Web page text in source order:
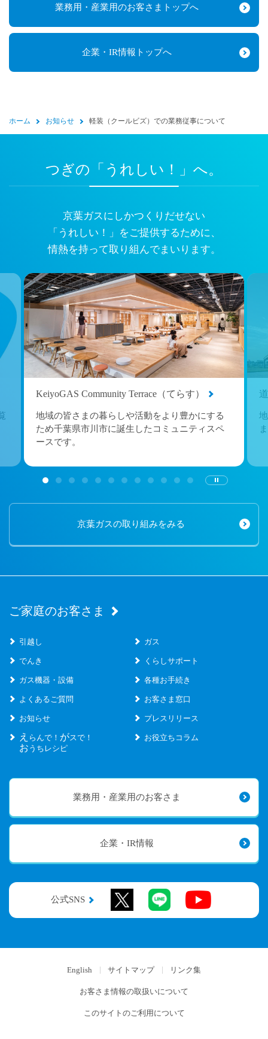
業務用・産業用のお客さまトップへ
企業・IR情報トップへ
ホーム お知らせ 軽装（クールビズ）での業務従事について
つぎの「うれしい！」へ。
京葉ガスにしかつくりだせない
「うれしい！」をご提供するために、
情熱を持って取り組んでまいります。
KeiyoGAS Community Terrace（てらす）
地域の皆さまの暮らしや活動をより豊かにする
ため千葉県市川市に誕生したコミュニティスペ
ースです。
京葉ガスの取り組みをみる
ご家庭のお客さま
引越し ガス
でんき くらしサポート
ガス機器・設備 各種お手続き
よくあるご質問 お客さま窓口
お知らせ プレスリリース
え らんで！ がスで！
お うちレシピ
お役立ちコラム
業務用・産業用のお客さま
企業・IR情報
公式SNS
English サイトマップ リンク集
お客さま情報の取扱いについて
このサイトのご利用について